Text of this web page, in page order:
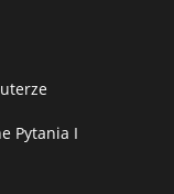
Pytania I